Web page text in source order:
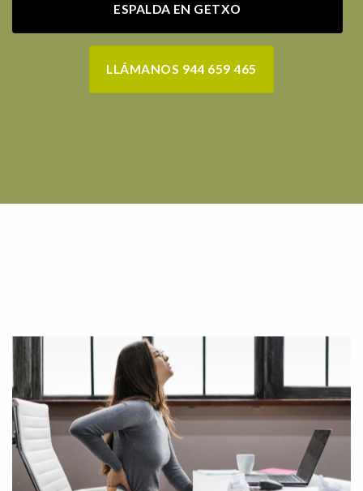
ESPALDA EN GETXO
LLÁMANOS 944 659 465